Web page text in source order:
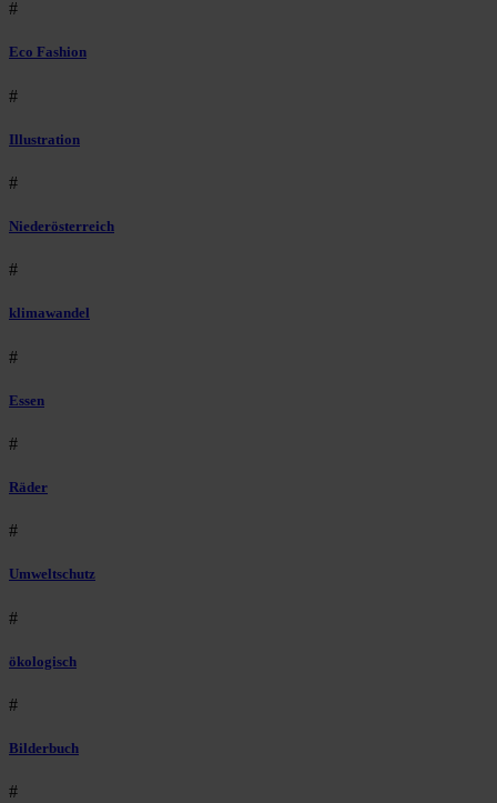
#
Eco Fashion
#
Illustration
#
Niederösterreich
#
klimawandel
#
Essen
#
Räder
#
Umweltschutz
#
ökologisch
#
Bilderbuch
#